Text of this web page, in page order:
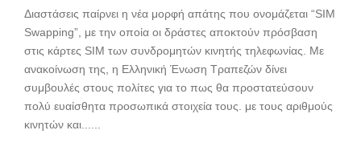
Διαστάσεις παίρνει η νέα μορφή απάτης που ονομάζεται “SIM
Swapping”, με την οποία οι δράστες αποκτούν πρόσβαση
στις κάρτες SIM των συνδρομητών κινητής τηλεφωνίας. Με
ανακοίνωση της, η Ελληνική Ένωση Τραπεζών δίνει
συμβουλές στους πολίτες για το πως θα προστατεύσουν
πολύ ευαίσθητα προσωπικά στοιχεία τους. με τους αριθμούς
κινητών και......